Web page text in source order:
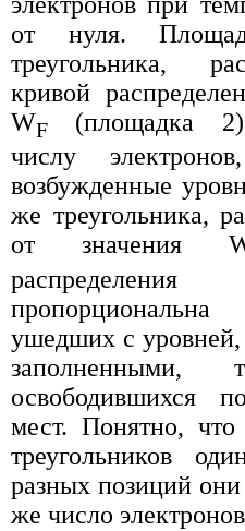
от нуля.
треугольника,
кривой
WF (площадка 2),
числу
возбужденные
же треугольника,
от значения
пропорциональна
ушедших с
освободившихся
мест. Понятно,
треугольников
разных позиций
же число